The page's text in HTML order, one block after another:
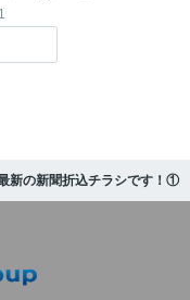
新の新聞折込チラシです！①